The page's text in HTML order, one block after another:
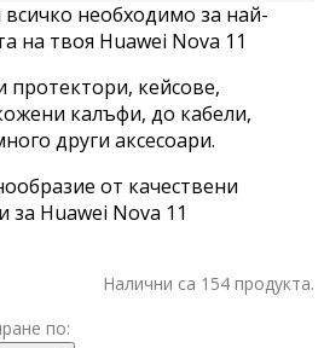
необходимо за най-
на твоя Huawei Nova 11
протектори, кейсове,
калъфи, до кабели,
други аксесоари.
от качествени
за Huawei Nova 11
Налични са 154 продукта.
по: